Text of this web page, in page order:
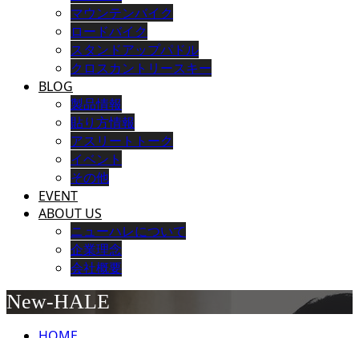
マウンテンバイク
ロードバイク
スタンドアップパドル
クロスカントリースキー
BLOG
製品情報
貼り方情報
アスリートトーク
イベント
その他
EVENT
ABOUT US
ニューハレについて
企業理念
会社概要
New-HALE